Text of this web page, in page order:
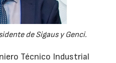
de Sigaus y Genci.
Técnico Industrial